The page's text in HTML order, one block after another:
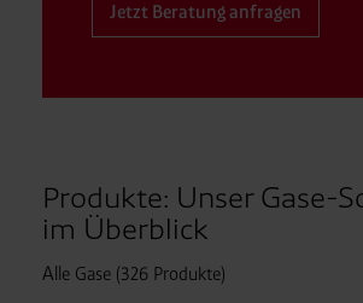
Jetzt Beratung anfragen
Produkte: Unser Gase-
im Überblick